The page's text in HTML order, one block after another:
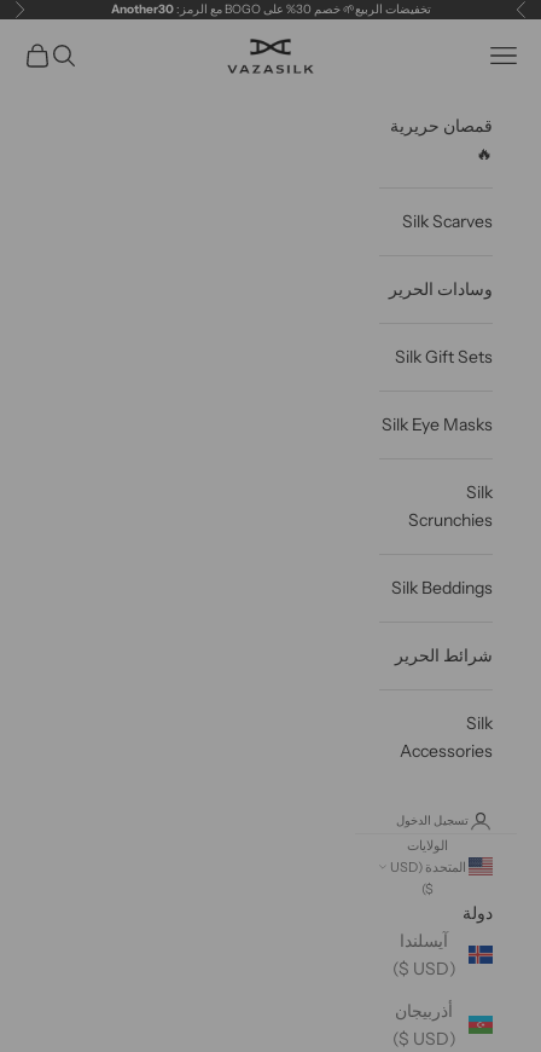
تخطى الى المحتوى
سابق تخفيضات الربيع🌱 خصم 30% على BOGO مع الرمز: Another30
VAZASILK فتح قائمة التنقل فتح البحث
عربة
قمصان حريرية
🔥
Silk Scarves
وسادات الحرير
Silk Gift Sets
Silk Eye Masks
Silk
Scrunchies
Silk Beddings
شرائط الحرير
Silk
Accessories
تسجيل الدخول
الولايات
المتحدة (USD
$)
دولة
آيسلندا
(USD $)
أذربيجان
(USD $)